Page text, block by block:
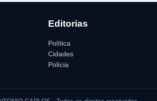
Editorias
Política
Cidades
Polícia